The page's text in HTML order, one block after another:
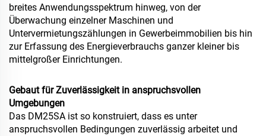
breites Anwendungsspektrum hinweg, von der
Überwachung einzelner Maschinen und
Untervermietungszählungen in Gewerbeimmobilien bis hin
zur Erfassung des Energieverbrauchs ganzer kleiner bis
mittelgroßer Einrichtungen.
Gebaut für Zuverlässigkeit in anspruchsvollen
Umgebungen
Das DM25SA ist so konstruiert, dass es unter
anspruchsvollen Bedingungen zuverlässig arbeitet und